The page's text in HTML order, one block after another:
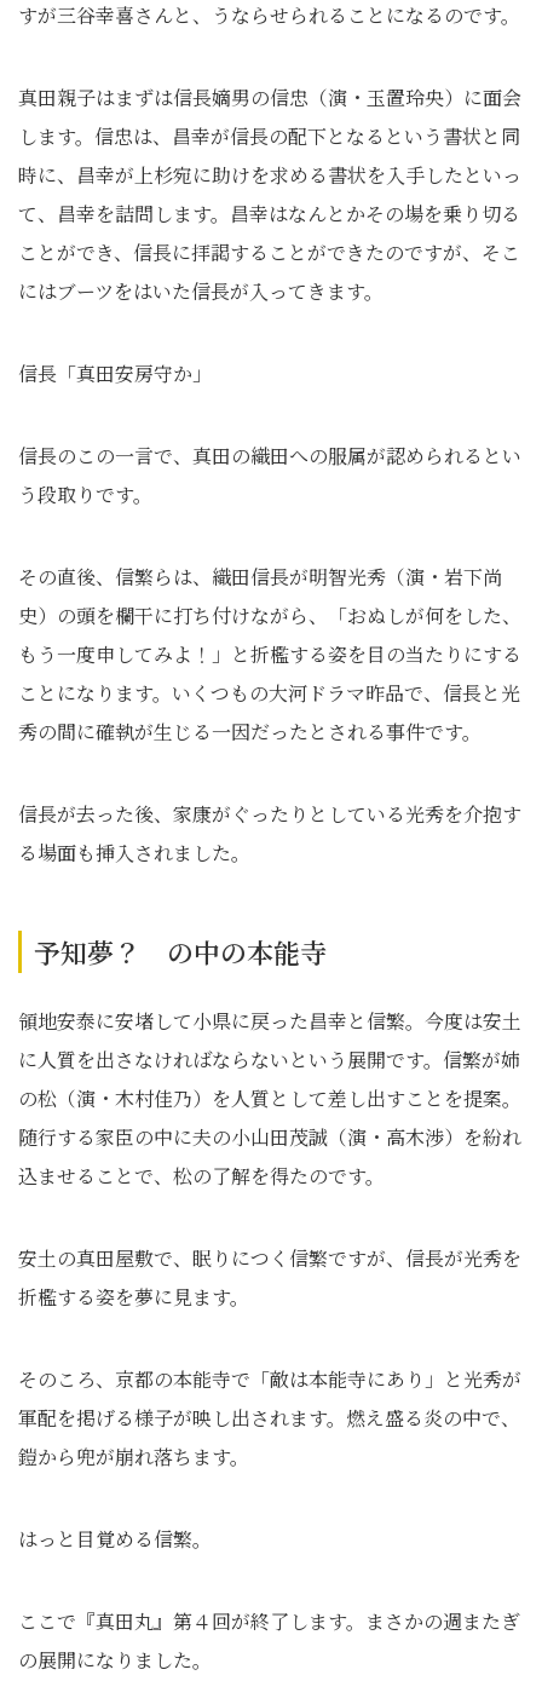
すが三谷幸喜さんと、うならせられることになるのです。
真田親子はまずは信長嫡男の信忠（演・玉置玲央）に面会
します。信忠は、昌幸が信長の配下となるという書状と同
時に、昌幸が上杉宛に助けを求める書状を入手したといっ
て、昌幸を詰問します。昌幸はなんとかその場を乗り切る
ことができ、信長に拝謁することができたのですが、そこ
にはブーツをはいた信長が入ってきます。
信長「真田安房守か」
信長のこの一言で、真田の織田への服属が認められるとい
う段取りです。
その直後、信繁らは、織田信長が明智光秀（演・岩下尚
史）の頭を欄干に打ち付けながら、「おぬしが何をした、
もう一度申してみよ！」と折檻する姿を目の当たりにする
ことになります。いくつもの大河ドラマ昨品で、信長と光
秀の間に確執が生じる一因だったとされる事件です。
信長が去った後、家康がぐったりとしている光秀を介抱す
る場面も挿入されました。
予知夢？ の中の本能寺
領地安泰に安堵して小県に戻った昌幸と信繁。今度は安土
に人質を出さなければならないという展開です。信繁が姉
の松（演・木村佳乃）を人質として差し出すことを提案。
随行する家臣の中に夫の小山田茂誠（演・高木渉）を紛れ
込ませることで、松の了解を得たのです。
安土の真田屋敷で、眠りにつく信繁ですが、信長が光秀を
折檻する姿を夢に見ます。
そのころ、京都の本能寺で「敵は本能寺にあり」と光秀が
軍配を掲げる様子が映し出されます。燃え盛る炎の中で、
鎧から兜が崩れ落ちます。
はっと目覚める信繁。
ここで『真田丸』第４回が終了します。まさかの週またぎ
の展開になりました。